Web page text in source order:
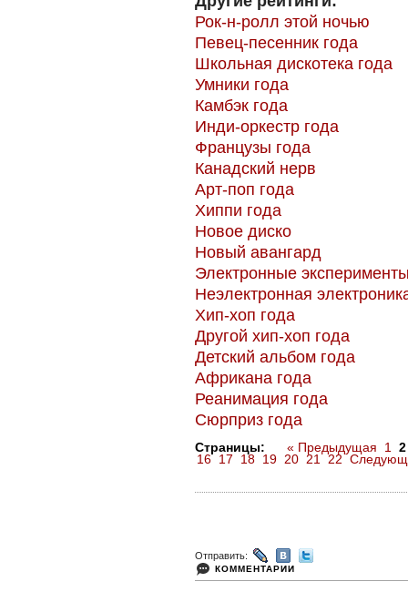
Рок-н-ролл этой ночью
Певец-песенник года
Школьная дискотека года
Умники года
Камбэк года
Инди-оркестр года
Французы года
Канадский нерв
Арт-поп года
Хиппи года
Новое диско
Новый авангард
Электронные
Неэлектронная
Хип-хоп года
Другой хип-хоп года
Детский альбом года
Африкана года
Реанимация года
Сюрприз года
Страницы: « Предыдущая 1 2
16 17 18 19 20 21 22
Отправить:
КОММЕНТАРИИ